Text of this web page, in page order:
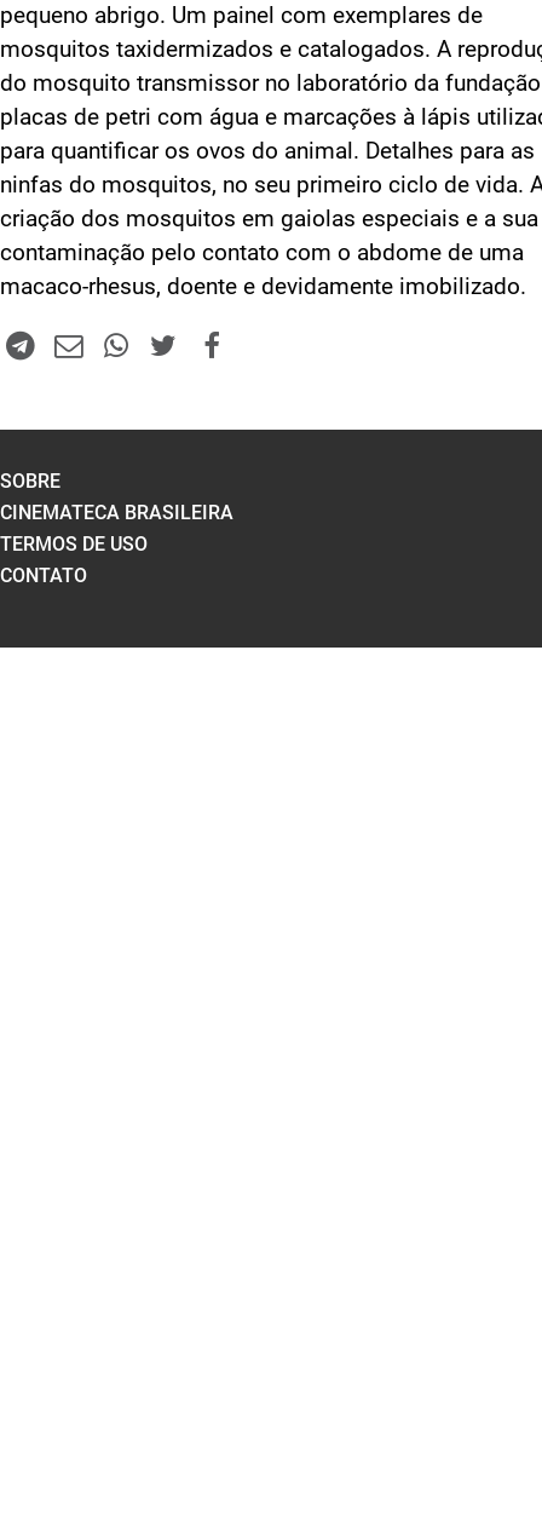
pequeno abrigo. Um painel com exemplares de
mosquitos taxidermizados e catalogados. A
do mosquito transmissor no laboratório da
placas de petri com água e marcações à lápis
para quantificar os ovos do animal. Detalhes para as
ninfas do mosquitos, no seu primeiro ciclo de vida.
criação dos mosquitos em gaiolas especiais e a sua
contaminação pelo contato com o abdome de uma
macaco-rhesus, doente e devidamente imobilizado.
SOBRE
CINEMATECA BRASILEIRA
TERMOS DE USO
CONTATO